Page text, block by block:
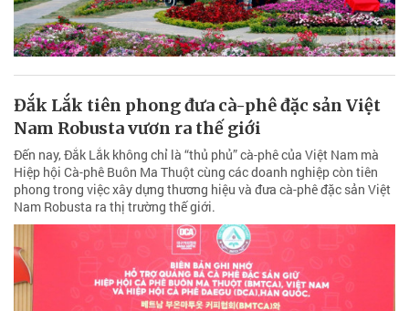
Đắk Lắk tiên phong đưa cà-phê đặc sản Việt
Nam Robusta vươn ra thế giới
Đến nay, Đắk Lắk không chỉ là “thủ phủ” cà-phê của Việt Nam mà
Hiệp hội Cà-phê Buôn Ma Thuột cùng các doanh nghiệp còn tiên
phong trong việc xây dựng thương hiệu và đưa cà-phê đặc sản Việt
Nam Robusta ra thị trường thế giới.